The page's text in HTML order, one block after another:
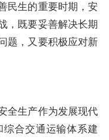
民生的重要时期，安
，既要妥善解决长期
题，又要积极应对新
生产作为发展现代
合交通运输体系建